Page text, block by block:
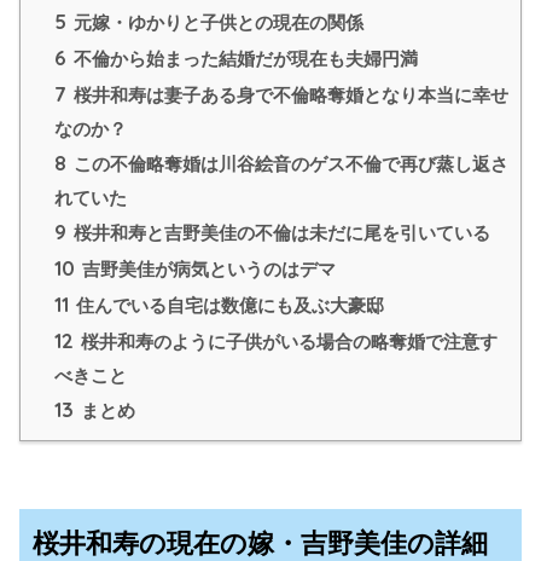
5 元嫁・ゆかりと子供との現在の関係
6 不倫から始まった結婚だが現在も夫婦円満
7 桜井和寿は妻子ある身で不倫略奪婚となり本当に幸せ
なのか？
8 この不倫略奪婚は川谷絵音のゲス不倫で再び蒸し返さ
れていた
9 桜井和寿と吉野美佳の不倫は未だに尾を引いている
10 吉野美佳が病気というのはデマ
11 住んでいる自宅は数億にも及ぶ大豪邸
12 桜井和寿のように子供がいる場合の略奪婚で注意す
べきこと
13 まとめ
桜井和寿の現在の嫁・吉野美佳の詳細